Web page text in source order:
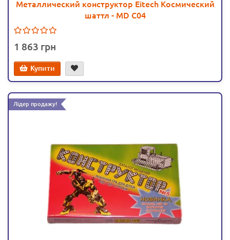
Металлический конструктор Eitech Космический
шаттл - MD C04
1 863
Купити
Лідер продажу!